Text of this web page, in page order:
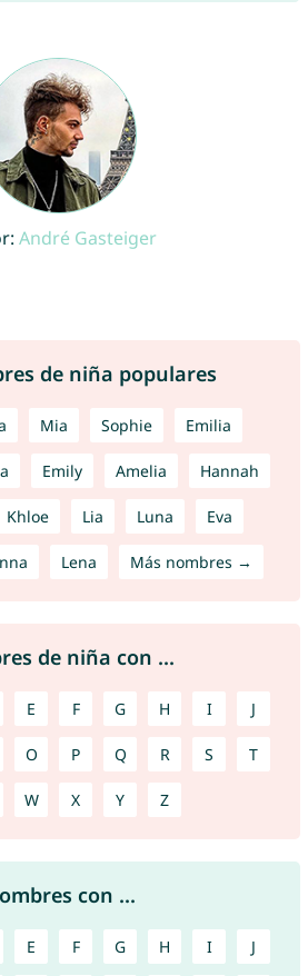
André Gasteiger
de niña populares
Mia Sophie Emilia
Emily Amelia Hannah
Khloe Lia Luna Eva
Lena Más nombres →
de niña con ...
E F G H I J
O P Q R S T
W X Y Z
con ...
E F G H I J